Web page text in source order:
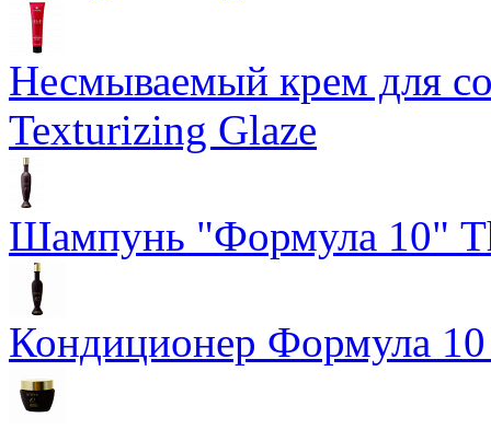
Несмываемый крем для
Texturizing Glaze
Шампунь "Формула 10"
Кондиционер Формула